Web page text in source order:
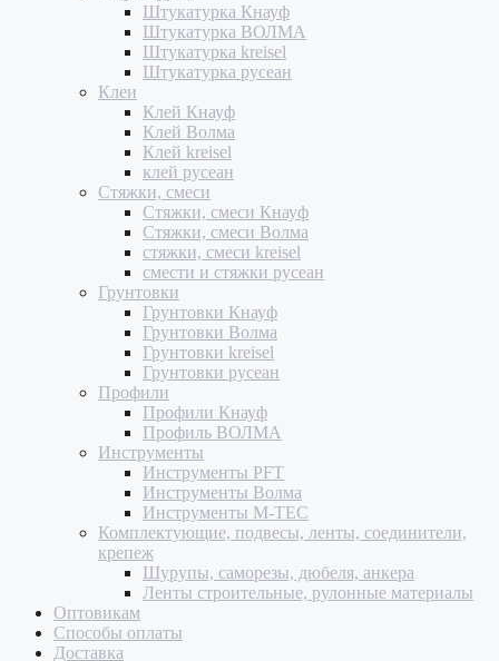
Штукатурка Кнауф
Штукатурка ВОЛМА
Штукатурка kreisel
Штукатурка русеан
Клеи
Клей Кнауф
Клей Волма
Клей kreisel
клей русеан
Стяжки, смеси
Стяжки, смеси Кнауф
Стяжки, смеси Волма
стяжки, смеси kreisel
смести и стяжки русеан
Грунтовки
Грунтовки Кнауф
Грунтовки Волма
Грунтовки kreisel
Грунтовки русеан
Профили
Профили Кнауф
Профиль ВОЛМА
Инструменты
Инструменты PFT
Инструменты Волма
Инструменты M-TEC
Комплектующие, подвесы, ленты, соединители,
крепеж
Шурупы, саморезы, дюбеля, анкера
Ленты строительные, рулонные материалы
Оптовикам
Способы оплаты
Доставка